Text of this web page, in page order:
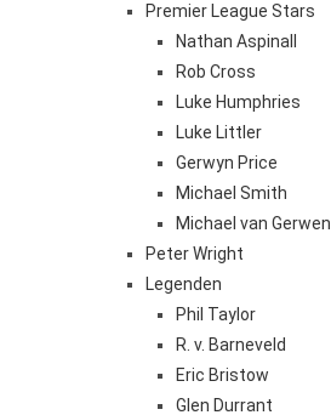
Premier League Stars
Nathan Aspinall
Rob Cross
Luke Humphries
Luke Littler
Gerwyn Price
Michael Smith
Michael van Gerwen
Peter Wright
Legenden
Phil Taylor
R. v. Barneveld
Eric Bristow
Glen Durrant